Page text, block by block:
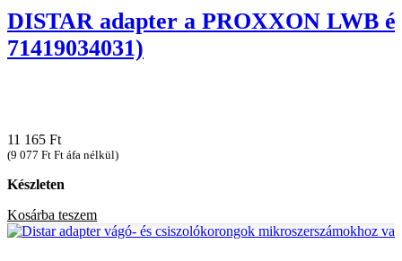
Elektromos kéziszerszámok
Asztalvágók
Gyémánt vágótárcsák
Használja a címet.
Súly
DISTAR adapter a PROXXON LWB
71419034031)
11 165 Ft
(9 077 Ft Ft áfa nélkül)
Készleten
Kosárba teszem